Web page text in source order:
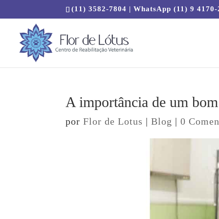
(11) 3582-7804 | WhatsApp (11) 9 4170-
A importância de um
porFlor de Lotus |Blog |0